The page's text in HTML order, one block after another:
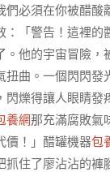
們必須在你被醋
：「警告！這裡
。他的宇宙冒險
扭曲。一個閃閃
閃爍得讓人眼睛
養網那充滿腐敗氣
價！」醋罐機器包
抓住了廖沾沾的